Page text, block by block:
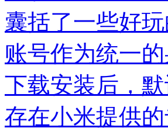
囊括了一些好
账号作为统一
下载安装后，
存在小米提供